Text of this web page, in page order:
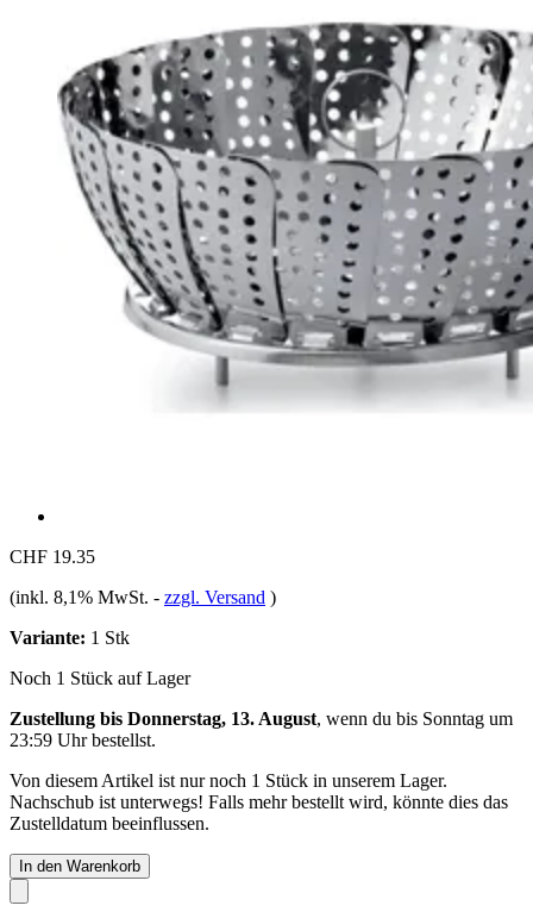
CHF 19.35
(inkl. 8,1% MwSt. - zzgl. Versand )
Variante: 1 Stk
Noch 1 Stück auf Lager
Zustellung bis Donnerstag, 13. August, wenn du bis Sonntag um
23:59 Uhrbestellst.
Von diesem Artikel ist nur noch 1 Stück in unserem Lager.
Nachschub ist unterwegs! Falls mehr bestellt wird, könnte dies das
Zustelldatum beeinflussen.
In den Warenkorb